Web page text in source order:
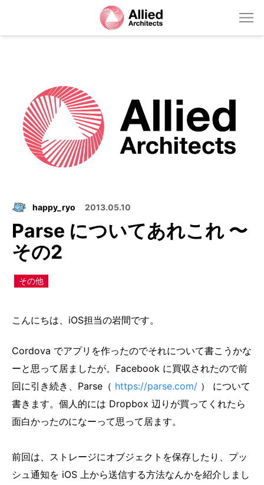
happy_ryo 2013.05.10
Parse についてあれこれ 〜
その2
その他
こんにちは、iOS担当の岩間です。
Cordova でアプリを作ったのでそれについて書こうかな
ーと思って居ましたが。Facebook に買収されたので前
回に引き続き、Parse（ https://parse.com/ ） について
書きます。個人的には Dropbox 辺りが買ってくれたら
面白かったのになーって思って居ます。
前回は、ストレージにオブジェクトを保存したり、プッ
シュ通知を iOS 上から送信する方法なんかを紹介しまし